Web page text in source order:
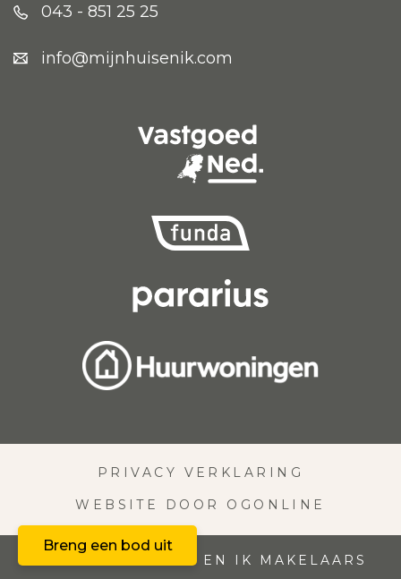
043 - 851 25 25
info@mijnhuisenik.com
PRIVACY VERKLARING
WEBSITE DOOR OGONLINE
© 2026 MIJN HUIS EN IK MAKELAARS
Breng een bod uit